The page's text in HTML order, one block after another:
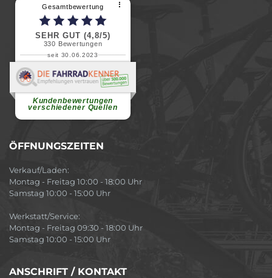
Gesamtbewertung ⠇
SEHR GUT (4,8/5)
330 Bewertungen
seit 30.06.2023
Kundenbewertungen
verschiedener Quellen
Renate H.
Vielen Dank für ein herzliches
ÖFFNUNGSZEITEN
Verkauf/Laden:
Montag - Freitag 10:00 - 18:00 Uhr
Samstag 10:00 - 15:00 Uhr
Werkstatt/Service:
Montag - Freitag 09:30 - 18:00 Uhr
Samstag 10:00 - 15:00 Uhr
ANSCHRIFT / KONTAKT